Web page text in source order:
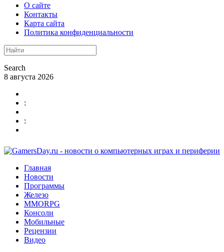
О сайте
Контакты
Карта сайта
Политика конфиденциальности
Search
8 августа 2026
:
:
Главная
Новости
Программы
Железо
MMORPG
Консоли
Мобильные
Рецензии
Видео